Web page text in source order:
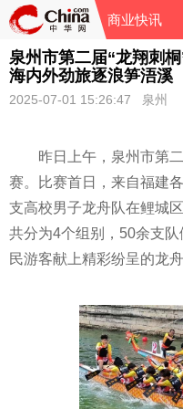
商业快讯
泉州市第二届“龙翔刺
海内外劲旅逐浪笋浯溪
2025-07-01 15:26:47 泉州
昨日上午，泉州市第
赛。比赛首日，来自福建
支高校男子龙舟队在鲤城
共分为4个组别，50余支
民游客献上精彩纷呈的龙舟